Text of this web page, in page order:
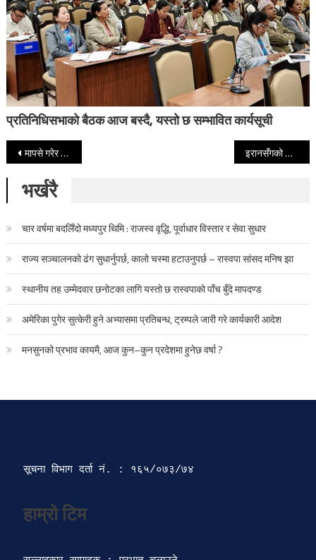
प्रतिनिधिसभाको बैठक आज बस्दै, यस्तो छ सम्भावित कार्यसूची
Post navigation
मापसे गरेर सवारी चलाउँदा बैशाखमै १२४ दुर्घटना इरानसँगको सम्झौतामा हतार नगर्न राष्ट्रपति ट्रम्पको निर्देशन
भर्खरै
चार वर्षमा बदलिँदो मध्यपुर थिमि : राजस्व वृद्धि, पूर्वाधार विस्तार र सेवा सुधार
राज्य सञ्चालनको ढंग सुधार्नुपर्छ, कालो चस्मा हटाउनुपर्छ – रास्वपा सांसद मनिष झा
स्थानीय तह उम्मेदवार छनोटका लागि यस्तो छ रास्वपाको पाँच बुँदे मापदण्ड
अमेरिका पुगेर सुत्केरी हुने अभ्यासमा प्रतिबन्ध, ट्रम्पले जारी गरे कार्यकारी आदेश
मनसुनको प्रभाव कायमै, आज कुन–कुन प्रदेशमा हुनेछ वर्षा ?
सूचना विभाग दर्ता‍ नं. : १६५/०७३/७४
हाम्रो टिम